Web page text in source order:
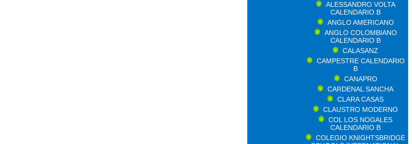
ALESSANDRO VOLTA
CALENDARIO B
ANGLO AMERICANO
ANGLO COLOMBIANO
CALENDARIO B
CALASANZ
CAMPESTRE CALENDARIO
B
CANAPRO
CARDENAL SANCHA
CLARA CASAS
CLAUSTRO MODERNO
COL LOS NOGALES
CALENDARIO B
COLEGIO KNIGHTSBRIDGE